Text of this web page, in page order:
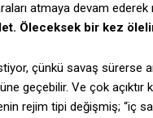
atmaya devam
Öleceksek bir kez
çünkü savaş sürerse
geçebilir. Ve çok
rejim tipi değişmiş; “iç